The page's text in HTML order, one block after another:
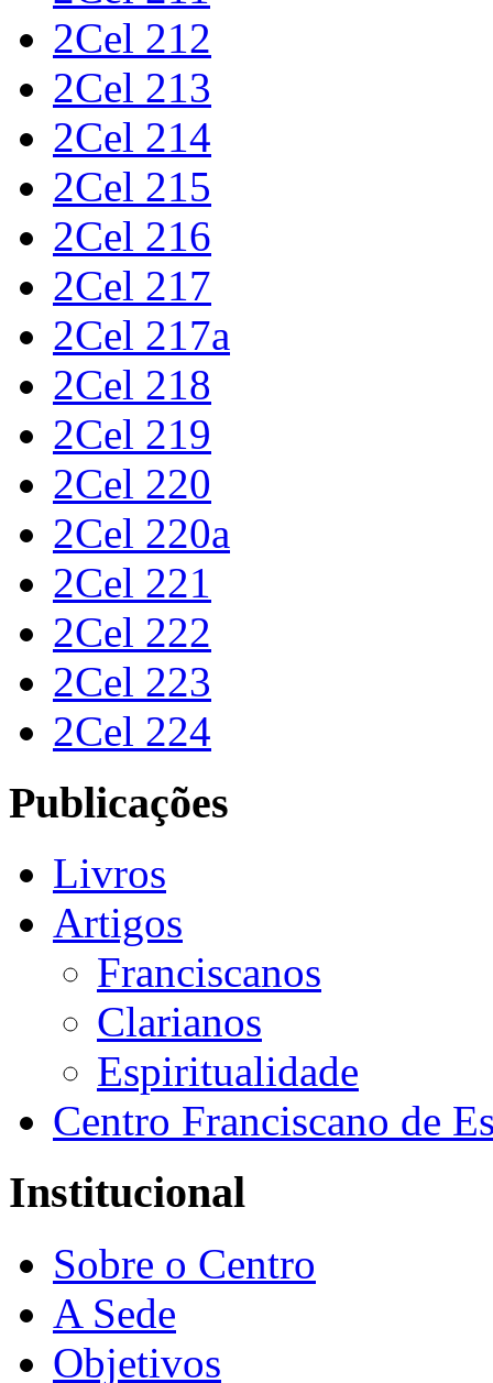
2Cel 212
2Cel 213
2Cel 214
2Cel 215
2Cel 216
2Cel 217
2Cel 217a
2Cel 218
2Cel 219
2Cel 220
2Cel 220a
2Cel 221
2Cel 222
2Cel 223
2Cel 224
Publicações
Livros
Artigos
Franciscanos
Clarianos
Espiritualidade
Centro Franciscano de
Institucional
Sobre o Centro
A Sede
Objetivos